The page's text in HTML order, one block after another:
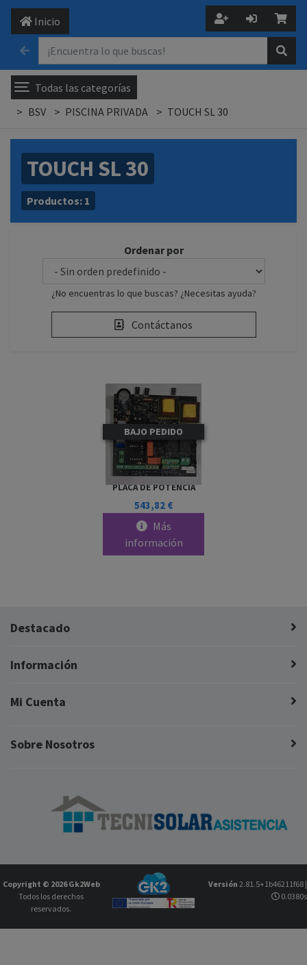
Inicio
Todas las categorías
BSV
PISCINA PRIVADA TOUCH SL 30
TOUCH SL 30
Productos: 1
Ordenar por
¿No encuentras lo que buscas? ¿Necesitas ayuda?
Contáctanos
BAJO PEDIDO
PLACA DE POTENCIA
543,82 €
Más
información
Destacado
Información
Mi Cuenta
Sobre Nosotros
Copyright © 2026Gk2Web
Todos los derechos
reservados.
Versión 2.81.5+1b46211f68 |
0.0380s